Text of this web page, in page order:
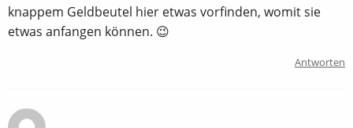
knappem Geldbeutel hier etwas vorfinden, womit sie
etwas anfangen können. 😉
Antworten